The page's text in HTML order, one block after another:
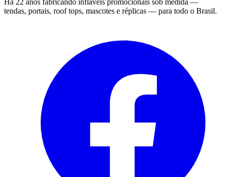
tendas, portais, roof tops, mascotes e réplicas — para todo o Brasil.